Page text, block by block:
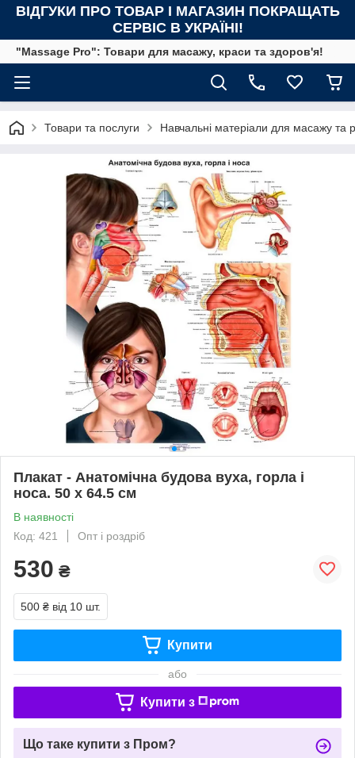
ВІДГУКИ ПРО ТОВАР І МАГАЗИН ПОКРАЩАТЬ
СЕРВІС В УКРАЇНІ!
"Massage Pro": Товари для масажу, краси та здоров'я!
Товари та послуги Навчальні матеріали для масажу та
Плакат - Анатомічна будова вуха, горла і
носа. 50 x 64.5 см
В наявності
Код: 421
Опт і роздріб
530 ₴
500 ₴ від 10 шт.
Купити
або
Купити з
Що таке купити з Пром?